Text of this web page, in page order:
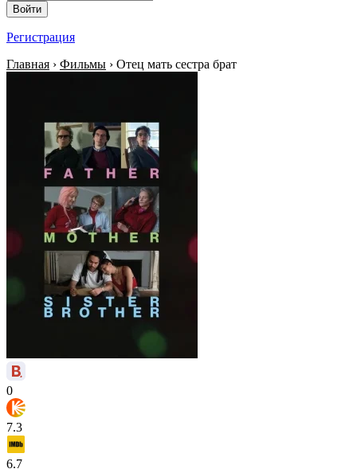
Войти
Регистрация
Главная › Фильмы › Отец мать сестра брат
0
7.3
6.7